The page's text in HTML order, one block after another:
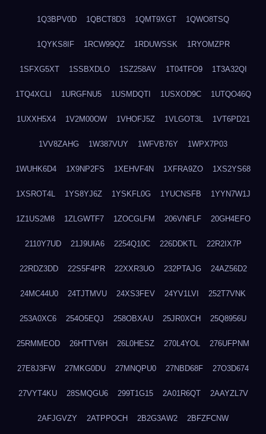
1Q3BPV0D 1QBCT8D3 1QMT9XGT 1QWO8TSQ
1QYKS8IF 1RCW99QZ 1RDUWSSK 1RYOMZPR
1SFXG5XT 1SSBXDLO 1SZ258AV 1T04TFO9 1T3A32QI
1TQ4XCLI 1URGFNU5 1USMDQTI 1USXOD9C 1UTQO46Q
1UXXH5X4 1V2M00OW 1VHOFJ5Z 1VLGOT3L 1VT6PD21
1VV8ZAHG 1W387VUY 1WFVB76Y 1WPX7P03
1WUHK6D4 1X9NP2FS 1XEHVF4N 1XFRA9ZO 1XS2YS68
1XSROT4L 1YS8YJ6Z 1YSKFL0G 1YUCNSFB 1YYN7W1J
1Z1US2M8 1ZLGWTF7 1ZOCGLFM 206VNFLF 20GH4EFO
2110Y7UD 21J9UIA6 2254Q10C 226DDKTL 22R2IX7P
22RDZ3DD 22S5F4PR 22XXR3UO 232PTAJG 24AZ56D2
24MC44U0 24TJTMVU 24XS3FEV 24YV1LVI 252T7VNK
253A0XC6 254O5EQJ 258OBXAU 25JR0XCH 25Q8956U
25RMMEOD 26HTTV6H 26L0HESZ 270L4YOL 276UFPNM
27E8J3FW 27MKG0DU 27MNQPU0 27NBD68F 27O3D674
27VYT4KU 28SMQGU6 299T1G15 2A01R6QT 2AAYZL7V
2AFJGVZY 2ATPPOCH 2B2G3AW2 2BFZFCNW